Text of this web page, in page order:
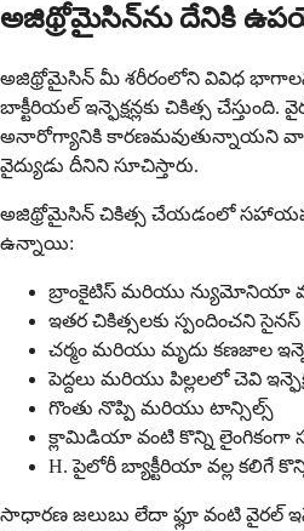
అజిథ్రోమైసిన్‌ను దేనికి
అజిథ్రోమైసిన్ మీ శరీరంలోని వివిధ
బాక్టీరియల్ ఇన్ఫెక్షన్లకు చికిత్స
అనారోగ్యానికి కారణమవుతున్నాయని
వైద్యుడు దీనిని సూచిస్తారు.
అజిథ్రోమైసిన్ చికిత్స చేయడంలో సహాయపడే
ఉన్నాయి:
బ్రాంకైటిస్ మరియు న్యుమోనియా
ఇతర చికిత్సలకు స్పందించని సైనస్
చర్మం మరియు మృదు కణజాల
పెద్దలు మరియు పిల్లలలో చెవి
గొంతు నొప్పి మరియు టాన్సిల్స్
క్లామిడియా వంటి కొన్ని లైంగికంగా
H. పైలోరీ బ్యాక్టీరియా వల్ల కలిగే కొన్ని
సాధారణ జలుబు లేదా ఫ్లూ వంటి వైరల్